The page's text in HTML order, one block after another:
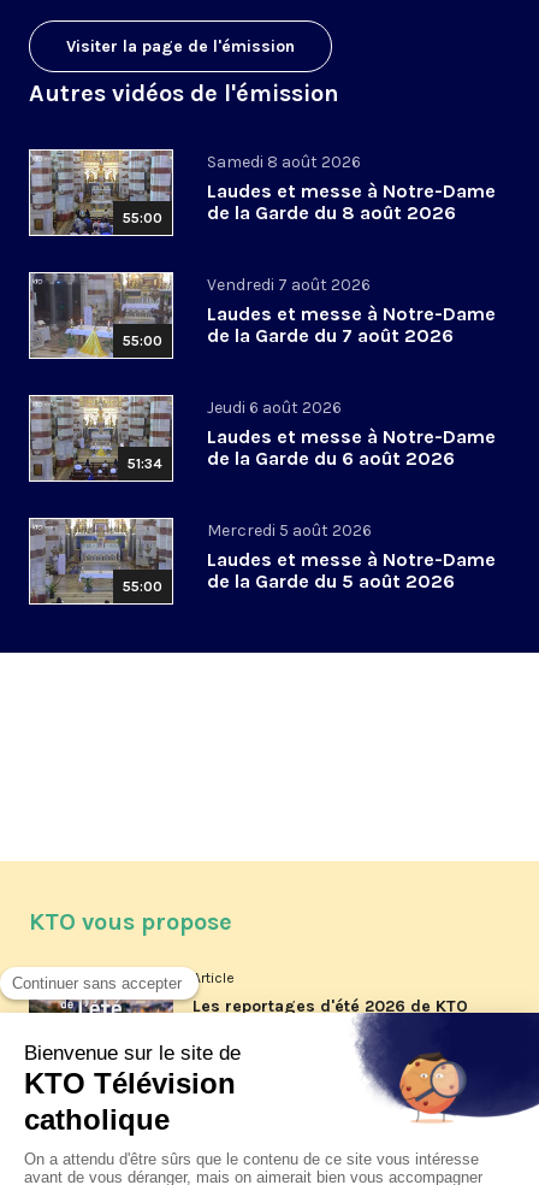
Visiter la page de l'émission
Autres vidéos de l'émission
55:00
Samedi 8 août 2026
Laudes et messe à Notre-Dame
de la Garde du 8 août 2026
55:00
Vendredi 7 août 2026
Laudes et messe à Notre-Dame
de la Garde du 7 août 2026
51:34
Jeudi 6 août 2026
Laudes et messe à Notre-Dame
de la Garde du 6 août 2026
55:00
Mercredi 5 août 2026
Laudes et messe à Notre-Dame
de la Garde du 5 août 2026
KTO vous propose
Article
Les reportages d'été 2026 de KTO
Article
La visite pastorale du pape Léon
jeudi 6 août